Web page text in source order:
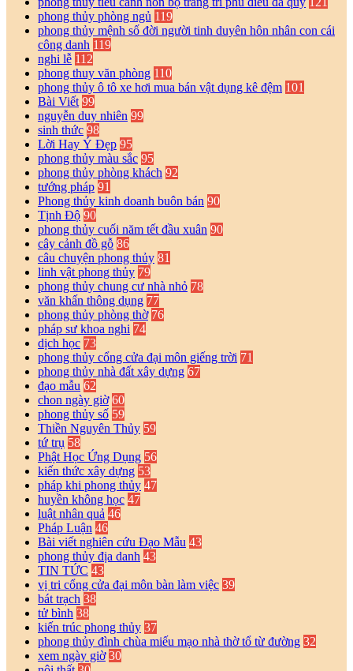
phong thủy phòng ngủ 119
phong thủy mệnh số đời người tinh duyên hôn nhân con cái
công danh 119
nghi lễ 112
phong thuy văn phòng 110
phong thủy ô tô xe hơi mua bán vật dụng kê đệm 101
Bài Viết 99
nguyễn duy nhiên 99
sinh thức 98
Lời Hay Ý Đẹp 95
phong thủy màu sắc 95
phong thủy phòng khách 92
tướng pháp 91
Phong thủy kinh doanh buôn bán 90
Tịnh Độ 90
phong thủy cuối năm tết đầu xuân 90
cây cảnh đồ gỗ 86
câu chuyện phong thủy 81
linh vật phong thủy 79
phong thủy chung cư nhà nhỏ 78
văn khấn thông dụng 77
phong thủy phòng thờ 76
pháp sư khoa nghi 74
dịch học 73
phong thủy cổng cửa đại môn giếng trời 71
phong thủy nhà đất xây dựng 67
đạo mẫu 62
chon ngày giờ 60
phong thủy số 59
Thiền Nguyên Thủy 59
tứ trụ 58
Phật Học Ứng Dụng 56
kiến thức xây dựng 53
pháp khi phong thủy 47
huyền không học 47
luật nhân quả 46
Pháp Luận 46
Bài viết nghiên cứu Đạo Mẫu 43
phong thủy địa danh 43
TIN TỨC 43
vị tri cổng cửa đại môn bàn làm việc 39
bát trạch 38
tử bình 38
kiến trúc phong thủy 37
phong thủy đình chùa miếu mạo nhà thờ tổ từ đường 32
xem ngày giờ 30